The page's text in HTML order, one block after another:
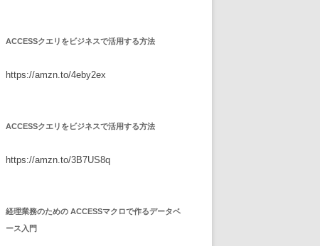
ACCESSクエリをビジネスで活用する方法
https://amzn.to/4eby2ex
ACCESSクエリをビジネスで活用する方法
https://amzn.to/3B7US8q
経理業務のための ACCESSマクロで作るデータベ
ース入門